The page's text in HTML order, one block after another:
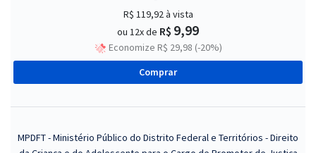
R$ 119,92à vista
ou 12x de R$ 9,99
Economize R$ 29,98 (-20%)
Comprar
MPDFT - Ministério Público do Distrito Federal e Territórios - Direito